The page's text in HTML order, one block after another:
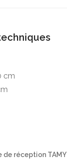
cm
de réception TAMY